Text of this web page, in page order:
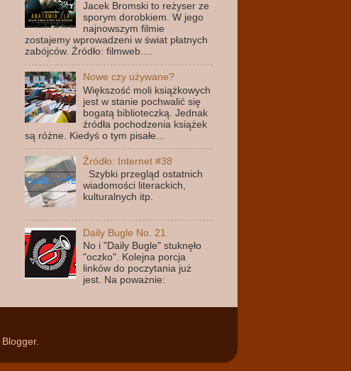
Jacek Bromski to reżyser ze
sporym dorobkiem. W jego
najnowszym filmie
zostajemy wprowadzeni w świat płatnych
zabójców. Źródło: filmweb....
Nowe czy używane?
Większość moli książkowych
jest w stanie pochwalić się
bogatą biblioteczką. Jednak
źródła pochodzenia książek
są różne. Kiedyś o tym pisałe...
Źródło: Internet #38
Szybki przegląd ostatnich
wiadomości literackich,
kulturalnych itp.
Daily Bugle No. 21
No i "Daily Bugle" stuknęło
"oczko". Kolejna porcja
linków do poczytania już
jest. Na poważnie:
Blogger.